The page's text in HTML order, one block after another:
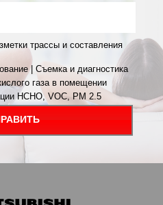
трассы и составления
| Съемка и диагностика
газа в помещении
HCHO, VOC, PM 2.5